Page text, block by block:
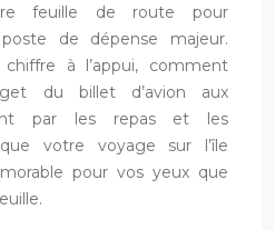
feuille de route pour
de dépense majeur.
chiffre à l’appui, comment
du billet d’avion aux
par les repas et les
votre voyage sur l’île
pour vos yeux que